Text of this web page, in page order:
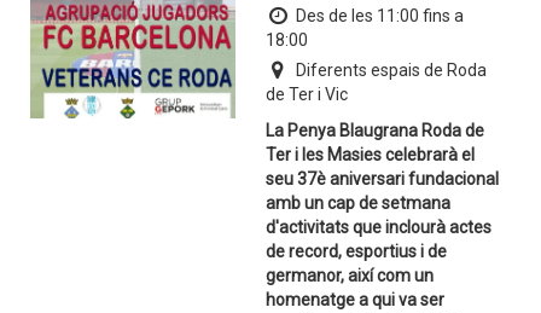
Des de les 11:00 fins a
18:00
Diferents espais de Roda
de Ter i Vic
La Penya Blaugrana Roda de
Ter i les Masies celebrarà el
seu 37è aniversari fundacional
amb un cap de setmana
d'activitats que inclourà actes
de record, esportius i de
germanor, així com un
homenatge a qui va ser